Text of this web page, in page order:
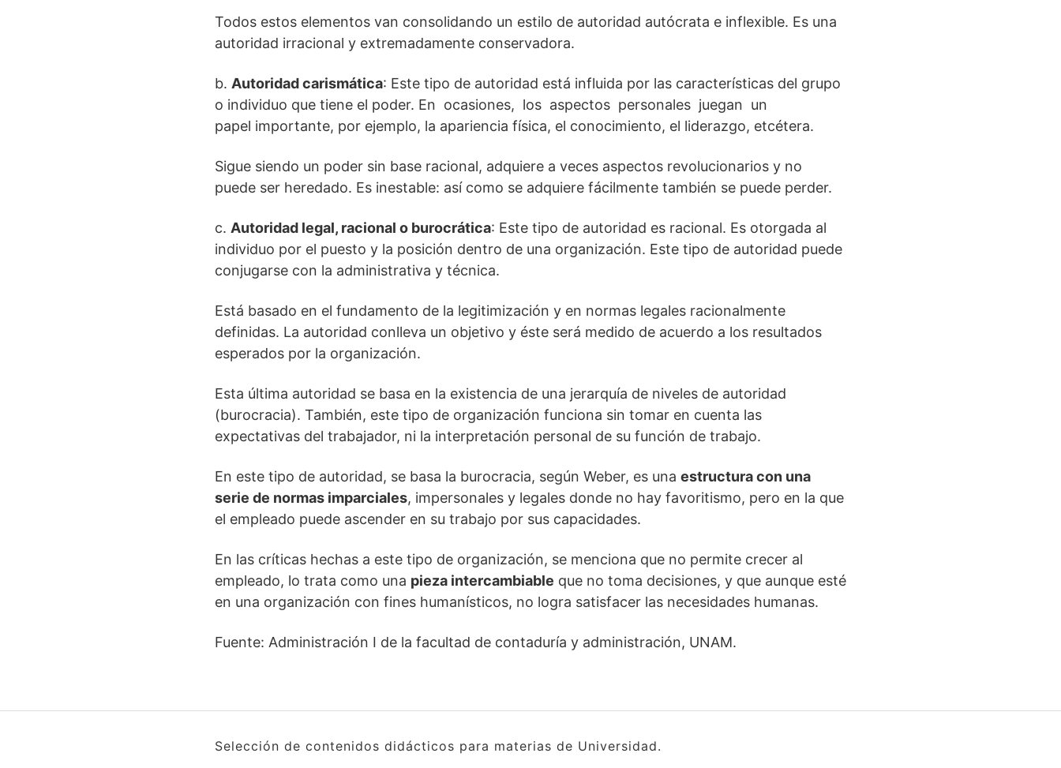
Todos estos elementos van consolidando un estilo de autoridad autócrata e inflexible. Es una
autoridad irracional y extremadamente conservadora.
b. Autoridad carismática: Este tipo de autoridad está influida por las características del grupo
o individuo que tiene el poder. En ocasiones, los aspectos personales juegan un
papel importante, por ejemplo, la apariencia física, el conocimiento, el liderazgo, etcétera.
Sigue siendo un poder sin base racional, adquiere a veces aspectos revolucionarios y no
puede ser heredado. Es inestable: así como se adquiere fácilmente también se puede perder.
c. Autoridad legal, racional o burocrática: Este tipo de autoridad es racional. Es otorgada al
individuo por el puesto y la posición dentro de una organización. Este tipo de autoridad puede
conjugarse con la administrativa y técnica.
Está basado en el fundamento de la legitimización y en normas legales racionalmente
definidas. La autoridad conlleva un objetivo y éste será medido de acuerdo a los resultados
esperados por la organización.
Esta última autoridad se basa en la existencia de una jerarquía de niveles de autoridad
(burocracia). También, este tipo de organización funciona sin tomar en cuenta las
expectativas del trabajador, ni la interpretación personal de su función de trabajo.
En este tipo de autoridad, se basa la burocracia, según Weber, es una estructura con una
serie de normas imparciales, impersonales y legales donde no hay favoritismo, pero en la que
el empleado puede ascender en su trabajo por sus capacidades.
En las críticas hechas a este tipo de organización, se menciona que no permite crecer al
empleado, lo trata como una pieza intercambiable que no toma decisiones, y que aunque esté
en una organización con fines humanísticos, no logra satisfacer las necesidades humanas.
Fuente: Administración I de la facultad de contaduría y administración, UNAM.
Selección de contenidos didácticos para materias de Universidad.